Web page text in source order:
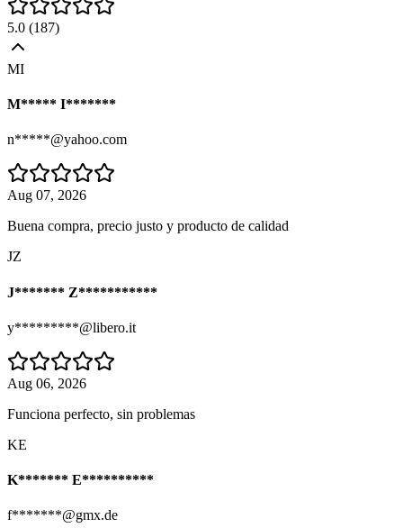
5.0 (187)
MI
M***** I*******
n*****@yahoo.com
Aug 07, 2026
Buena compra, precio justo y producto de calidad
JZ
J******* Z***********
y*********@libero.it
Aug 06, 2026
Funciona perfecto, sin problemas
KE
K******* E**********
f*******@gmx.de